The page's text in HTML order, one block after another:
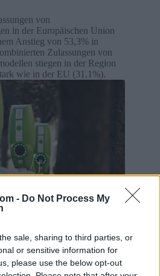
- Do Not Process My
sale, sharing to third parties, or
or sensitive information for
please use the below opt-out
von
in der Europäischen Union
Anstieg von 53,3% in
Zulassungen von
stiegen in der Region
wie in der EU (31,1%).
in der CEE-
mit 33,7%.Foto: